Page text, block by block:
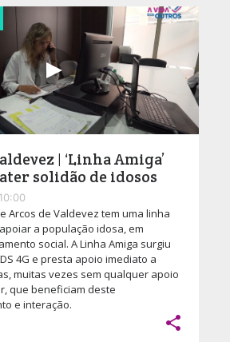
| ‘Linha Amiga’
solidão de idosos
Arcos de Valdevez tem uma linha
a população idosa, em
social. A Linha Amiga surgiu
4G e presta apoio imediato a
muitas vezes sem qualquer apoio
que beneficiam deste
e interação.
